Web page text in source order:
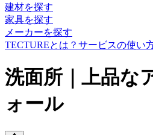
建材を探す
家具を探す
メーカーを探す
TECTUREとは？ サービスの使い
洗面所｜上品な
ォール